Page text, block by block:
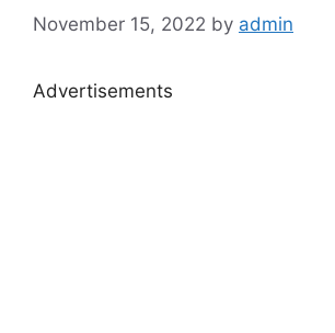
November 15, 2022 by admin
Advertisements